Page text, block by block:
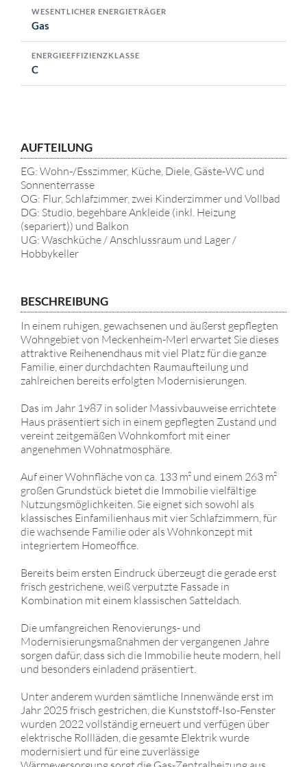
WESENTLICHER ENERGIETRÄGER
Gas
ENERGIEEFFIZIENZKLASSE
C
AUFTEILUNG
EG: Wohn-/Esszimmer, Küche, Diele, Gäste-WC und
Sonnenterrasse
OG: Flur, Schlafzimmer, zwei Kinderzimmer und Vollbad
DG: Studio, begehbare Ankleide (inkl. Heizung
(separiert)) und Balkon
UG: Waschküche / Anschlussraum und Lager /
Hobbykeller
BESCHREIBUNG
In einem ruhigen, gewachsenen und äußerst gepflegten
Wohngebiet von Meckenheim-Merl erwartet Sie dieses
attraktive Reihenendhaus mit viel Platz für die ganze
Familie, einer durchdachten Raumaufteilung und
zahlreichen bereits erfolgten Modernisierungen.
Das im Jahr 1987 in solider Massivbauweise errichtete
Haus präsentiert sich in einem gepflegten Zustand und
vereint zeitgemäßen Wohnkomfort mit einer
angenehmen Wohnatmosphäre.
Auf einer Wohnfläche von ca. 133 m² und einem 263 m²
großen Grundstück bietet die Immobilie vielfältige
Nutzungsmöglichkeiten. Sie eignet sich sowohl als
klassisches Einfamilienhaus mit vier Schlafzimmern, für
die wachsende Familie oder als Wohnkonzept mit
integriertem Homeoffice.
Bereits beim ersten Eindruck überzeugt die gerade erst
frisch gestrichene, weiß verputzte Fassade in
Kombination mit einem klassischen Satteldach.
Die umfangreichen Renovierungs- und
Modernisierungsmaßnahmen der vergangenen Jahre
sorgen dafür, dass sich die Immobilie heute modern, hell
und besonders einladend präsentiert.
Unter anderem wurden sämtliche Innenwände erst im
Jahr 2025 frisch gestrichen, die Kunststoff-Iso-Fenster
wurden 2022 vollständig erneuert und verfügen über
elektrische Rollläden, die gesamte Elektrik wurde
modernisiert und für eine zuverlässige